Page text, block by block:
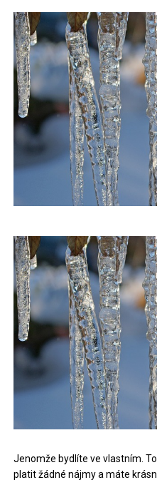
Jenomže bydlíte ve vlastním.
platit žádné nájmy a máte